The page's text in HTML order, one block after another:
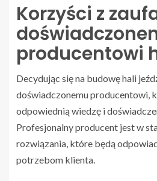
Korzyści z
producentowi
Decydując się na budowę hali
doświadczonemu producentowi,
odpowiednią wiedzę i
Profesjonalny producent jest w
rozwiązania, które będą
potrzebom klienta.